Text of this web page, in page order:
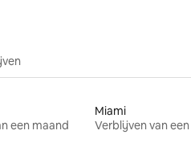
een maand
Miami
Verblijven van